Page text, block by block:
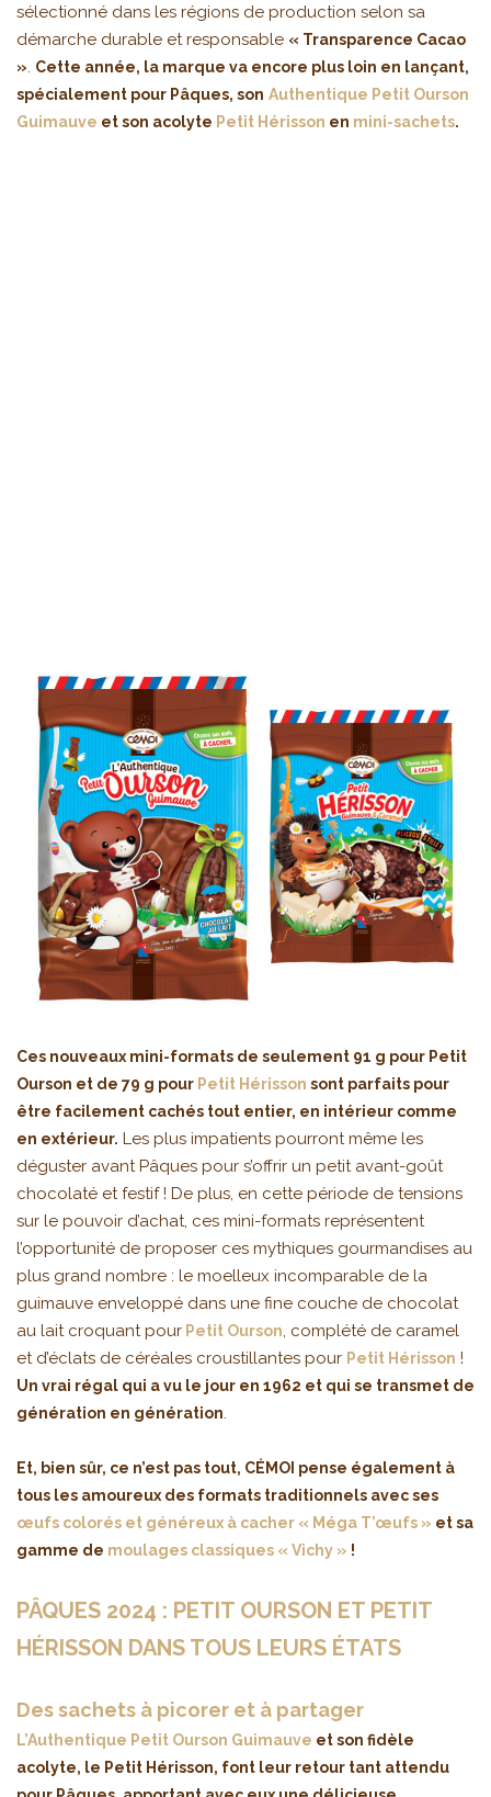
sélectionné dans les régions de production selon sa
démarche durable et responsable « Transparence Cacao
». Cette année, la marque va encore plus loin en lançant,
spécialement pour Pâques, son Authentique Petit Ourson
Guimauve et son acolyte Petit Hérisson en mini-sachets.
Ces nouveaux mini-formats de seulement 91 g pour Petit
Ourson et de 79 g pour Petit Hérisson sont parfaits pour
être facilement cachés tout entier, en intérieur comme
en extérieur. Les plus impatients pourront même les
déguster avant Pâques pour s’offrir un petit avant-goût
chocolaté et festif ! De plus, en cette période de tensions
sur le pouvoir d’achat, ces mini-formats représentent
l’opportunité de proposer ces mythiques gourmandises au
plus grand nombre : le moelleux incomparable de la
guimauve enveloppé dans une fine couche de chocolat
au lait croquant pour Petit Ourson, complété de caramel
et d’éclats de céréales croustillantes pour Petit Hérisson !
Un vrai régal qui a vu le jour en 1962 et qui se transmet de
génération en génération.
Et, bien sûr, ce n’est pas tout, CÉMOI pense également à
tous les amoureux des formats traditionnels avec ses
œufs colorés et généreux à cacher « Méga T’œufs » et sa
gamme de moulages classiques « Vichy » !
PÂQUES 2024 : PETIT OURSON ET PETIT
HÉRISSON DANS TOUS LEURS ÉTATS
Des sachets à picorer et à partager
L’Authentique Petit Ourson Guimauve et son fidèle
acolyte, le Petit Hérisson, font leur retour tant attendu